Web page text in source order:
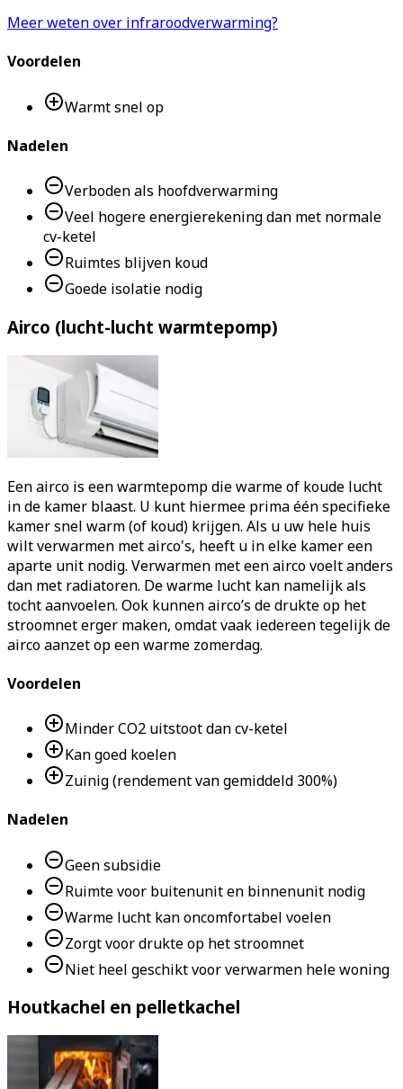
Meer weten over infraroodverwarming?
Voordelen
Warmt snel op
Nadelen
Verboden als hoofdverwarming
Veel hogere energierekening dan met normale
cv-ketel
Ruimtes blijven koud
Goede isolatie nodig
Airco (lucht-lucht warmtepomp)
Een airco is een warmtepomp die warme of koude lucht
in de kamer blaast. U kunt hiermee prima één specifieke
kamer snel warm (of koud) krijgen. Als u uw hele huis
wilt verwarmen met airco's, heeft u in elke kamer een
aparte unit nodig. Verwarmen met een airco voelt anders
dan met radiatoren. De warme lucht kan namelijk als
tocht aanvoelen. Ook kunnen airco’s de drukte op het
stroomnet erger maken, omdat vaak iedereen tegelijk de
airco aanzet op een warme zomerdag.
Voordelen
Minder CO2 uitstoot dan cv-ketel
Kan goed koelen
Zuinig (rendement van gemiddeld 300%)
Nadelen
Geen subsidie
Ruimte voor buitenunit en binnenunit nodig
Warme lucht kan oncomfortabel voelen
Zorgt voor drukte op het stroomnet
Niet heel geschikt voor verwarmen hele woning
Houtkachel en pelletkachel